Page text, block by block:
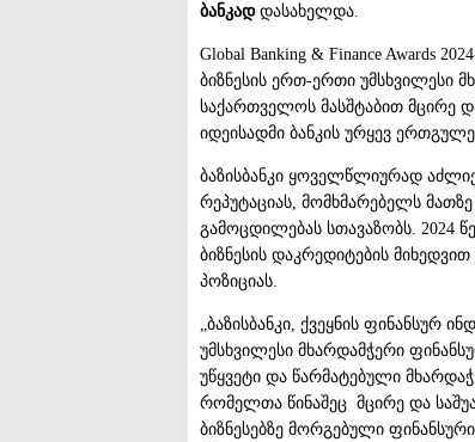
ბანკადდასახელდა.
Global Banking & Finance Awards
ბიზნესის ერთ-ერთი უმსხვილესი
საქართველოს მასშტაბით მცირე
იდეისადმი ბანკის ურყევ
ბაზისბანკი ყოველწლიურად
რეპუტაციას, მომხმარებელს
გამოცდილებას სთავაზობს. 2024
ბიზნესის დაკრედიტების
პოზიციას.
„ბაზისბანკი, ქვეყნის
უმსხვილესი მხარდამჭერი
უწყვეტი და წარმატებული
რომელთა წინაშეც მცირე და
ბიზნესებზე მორგებული